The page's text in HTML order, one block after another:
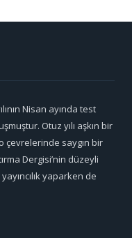
Nisan ayında test
Otuz yılı aşkın bir
çevrelerinde saygın bir
Dergisi’nin düzeyli
yaparken de